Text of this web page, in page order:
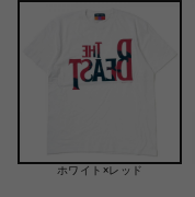
ホワイト×レッド